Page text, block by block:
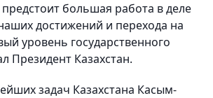
большая работа в деле
достижений и перехода на
уровень государственного
Президент Казахстан.
задач Казахстана Касым-